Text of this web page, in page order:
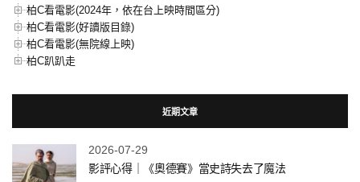
柏C看電影(2024年，依在台上映時間區分)
柏C看電影(好讀版目錄)
柏C看電影(無院線上映)
柏C趴趴走
近期文章
2026-07-29
影評心得｜《奧德賽》當史詩失去了魔法